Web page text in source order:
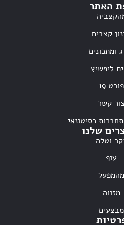
האתר
קצבים
ומתכונים
ליפשיץ
פורט 19
צור קשר
כסיטונאי
שלנו
וטלה
עוף
מהמפעל
מזווה
מבצעים